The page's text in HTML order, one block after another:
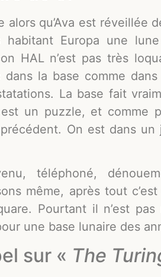
alors qu’Ava est réveillée
Europa une
HAL n’est pas très
dans la base comme
La base fait
un puzzle, et comme
On est dans un
téléphoné,
même, après tout
Pourtant il n’est pas
une base lunaire des
sur « The